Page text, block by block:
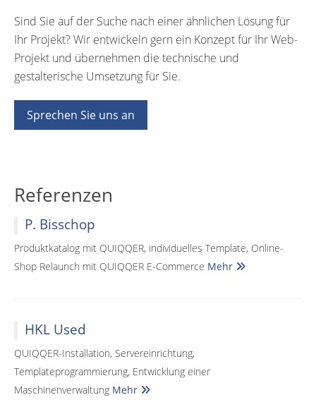
Sind Sie auf der Suche nach einer ähnlichen Lösung für
Ihr Projekt? Wir entwickeln gern ein Konzept für Ihr Web-
Projekt und übernehmen die technische und
gestalterische Umsetzung für Sie.
Sprechen Sie uns an
Referenzen
P. Bisschop
Produktkatalog mit QUIQQER, individuelles Template, Online-
Shop Relaunch mit QUIQQER E-Commerce Mehr
HKL Used
QUIQQER-Installation, Servereinrichtung,
Templateprogrammierung, Entwicklung einer
Maschinenverwaltung Mehr